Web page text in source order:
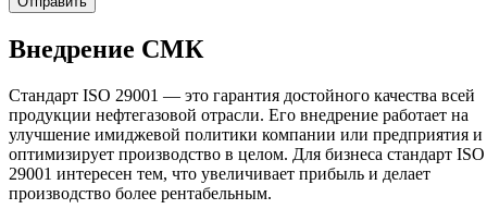
Внедрение СМК
Стандарт ISO 29001 — это гарантия достойного качества всей
продукции нефтегазовой отрасли. Его внедрение работает на
улучшение имиджевой политики компании или предприятия и
оптимизирует производство в целом. Для бизнеса стандарт ISO
29001 интересен тем, что увеличивает прибыль и делает
производство более рентабельным.